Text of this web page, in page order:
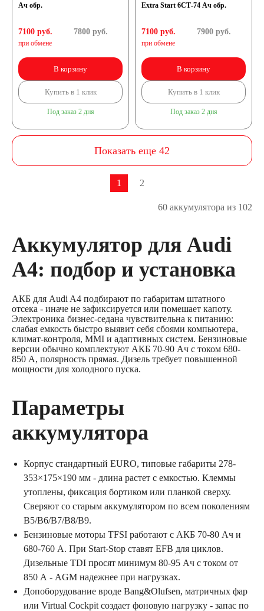
Ач обр.
7100 руб.
при обмене
7800руб.
В корзину
Купить в 1 клик
Под заказ 2 дня
Extra Start 6СТ-74 Ач обр.
7100 руб.
при обмене
7900руб.
В корзину
Купить в 1 клик
Под заказ 2 дня
Показать еще 42
1 2
60 аккумулятора из 102
Аккумулятор для Audi
A4: подбор и установка
АКБ для Audi A4 подбирают по габаритам штатного
отсека - иначе не зафиксируется или помешает капоту.
Электроника бизнес-седана чувствительна к питанию:
слабая емкость быстро выявит себя сбоями компьютера,
климат-контроля, MMI и адаптивных систем. Бензиновые
версии обычно комплектуют АКБ 70-90 Ач с током 680-
850 А, полярность прямая. Дизель требует повышенной
мощности для холодного пуска.
Параметры
аккумулятора
Корпус стандартный EURO, типовые габариты 278-
353×175×190 мм - длина растет с емкостью. Клеммы
утоплены, фиксация бортиком или планкой сверху.
Сверяют со старым аккумулятором по всем поколениям
B5/B6/B7/B8/B9.
Бензиновые моторы TFSI работают с АКБ 70-80 Ач и
680-760 А. При Start-Stop ставят EFB для циклов.
Дизельные TDI просят минимум 80-95 Ач с током от
850 А - AGM надежнее при нагрузках.
Допоборудование вроде Bang&Olufsen, матричных фар
или Virtual Cockpit создает фоновую нагрузку - запас по